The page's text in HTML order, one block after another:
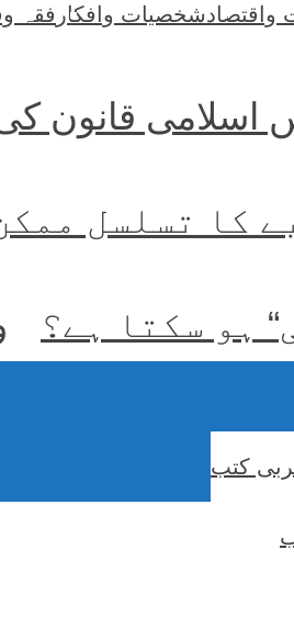
شخصیات وافکار فقہ
اسلامی قانون کی
کا تسلسل
ہو سکتا ہے؟
کتب